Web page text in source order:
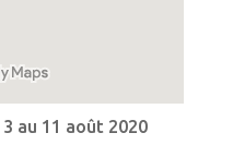
au 11 août 2020